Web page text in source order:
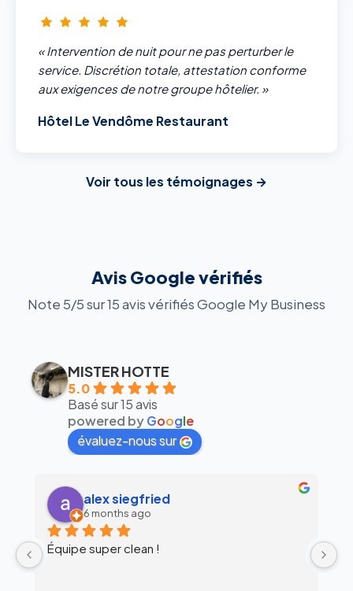
« Intervention de nuit pour ne pas perturber le
service. Discrétion totale, attestation conforme
aux exigences de notre groupe hôtelier. »
Hôtel Le Vendôme Restaurant
Voir tous les témoignages →
Avis Google vérifiés
Note 5/5 sur 15 avis vérifiés Google My Business
MISTER HOTTE
5.0
Basé sur 15 avis
powered byGoogle
évaluez-nous sur
alex siegfried
6 months ago
Équipe super clean !